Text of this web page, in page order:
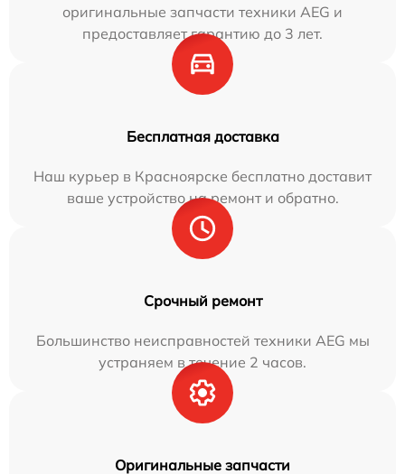
оригинальные запчасти техники AEG и
предоставляет гарантию до 3 лет.
Бесплатная доставка
Наш курьер в Красноярске бесплатно доставит
ваше устройство на ремонт и обратно.
Срочный ремонт
Большинство неисправностей техники AEG мы
устраняем в течение 2 часов.
Оригинальные запчасти